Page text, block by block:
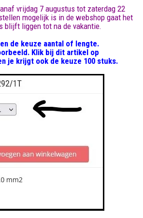
vrijdag 7 augustus tot zaterdag 22
mogelijk is in de webshop gaat het
blijft liggen tot na de vakantie.
de keuze aantal of lengte.
Klik bij dit artikel op
je krijgt ook de keuze 100 stuks.